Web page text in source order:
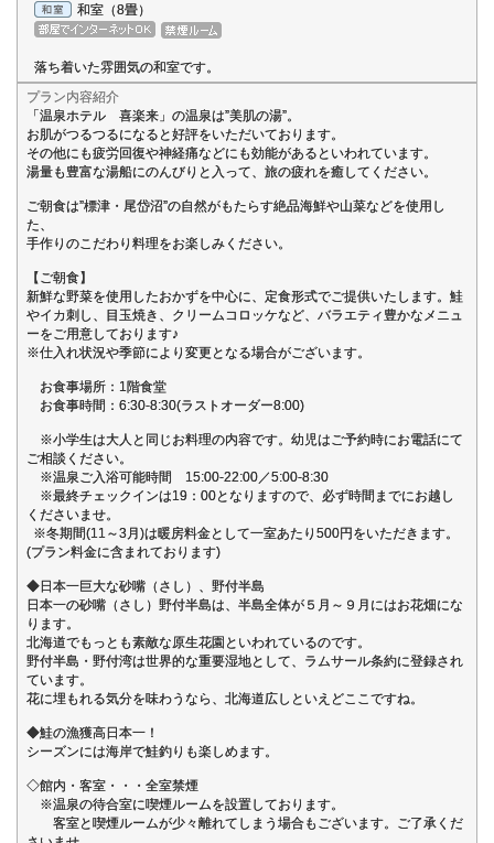
和室（8畳）
落ち着いた雰囲気の和室です。
プラン内容紹介
「温泉ホテル 喜楽来」の温泉は”美肌の湯”。
お肌がつるつるになると好評をいただいております。
その他にも疲労回復や神経痛などにも効能があるといわれています。
湯量も豊富な湯船にのんびりと入って、旅の疲れを癒してください。
ご朝食は”標津・尾岱沼”の自然がもたらす絶品海鮮や山菜などを使用し
た、
手作りのこだわり料理をお楽しみください。
【ご朝食】
新鮮な野菜を使用したおかずを中心に、定食形式でご提供いたします。鮭
やイカ刺し、目玉焼き、クリームコロッケなど、バラエティ豊かなメニュ
ーをご用意しております♪
※仕入れ状況や季節により変更となる場合がございます。
お食事場所：1階食堂
お食事時間：6:30-8:30(ラストオーダー8:00)
※小学生は大人と同じお料理の内容です。幼児はご予約時にお電話にて
ご相談ください。
※温泉ご入浴可能時間 15:00-22:00／5:00-8:30
※最終チェックインは19：00となりますので、必ず時間までにお越し
くださいませ。
※冬期間(11～3月)は暖房料金として一室あたり500円をいただきます。
(プラン料金に含まれております)
◆日本一巨大な砂嘴（さし）、野付半島
日本一の砂嘴（さし）野付半島は、半島全体が５月～９月にはお花畑にな
ります。
北海道でもっとも素敵な原生花園といわれているのです。
野付半島・野付湾は世界的な重要湿地として、ラムサール条約に登録され
ています。
花に埋もれる気分を味わうなら、北海道広しといえどここですね。
◆鮭の漁獲高日本一！
シーズンには海岸で鮭釣りも楽しめます。
◇館内・客室・・・全室禁煙
※温泉の待合室に喫煙ルームを設置しております。
客室と喫煙ルームが少々離れてしまう場合もございます。ご了承くだ